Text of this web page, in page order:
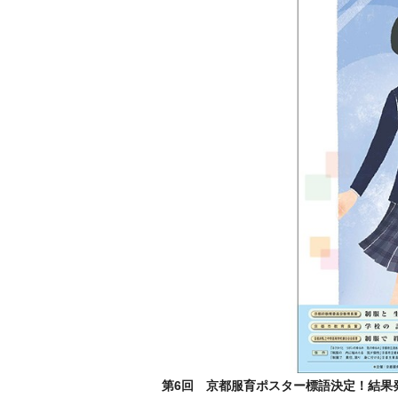
第6回 京都服育ポスター標語決定！結果